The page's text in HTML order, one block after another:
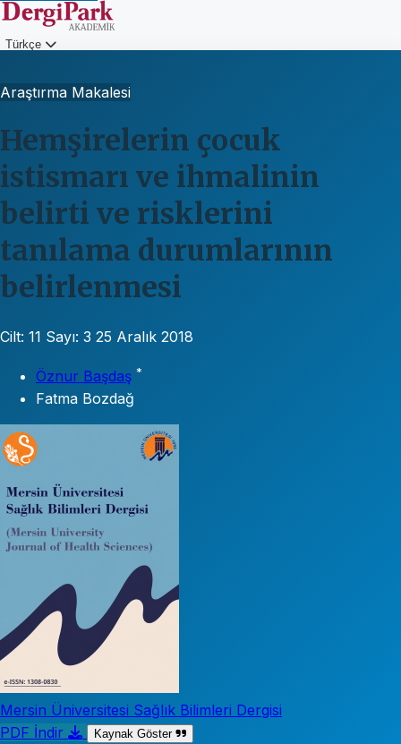
Türkçe
Araştırma Makalesi
Hemşirelerin çocuk
istismarı ve ihmalinin
belirti ve risklerini
tanılama durumlarının
belirlenmesi
Cilt: 11 Sayı: 3 25 Aralık 2018
Öznur Başdaş *
Fatma Bozdağ
Mersin Üniversitesi Sağlık Bilimleri Dergisi
PDF İndir
Kaynak Göster